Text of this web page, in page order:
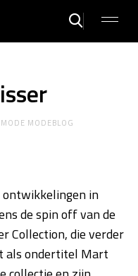
MODE MODEBLOG
in
de spin off van de
Collection, die verder
als ondertitel Mart